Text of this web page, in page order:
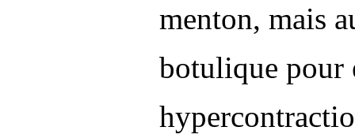
menton, mais
botulique pour